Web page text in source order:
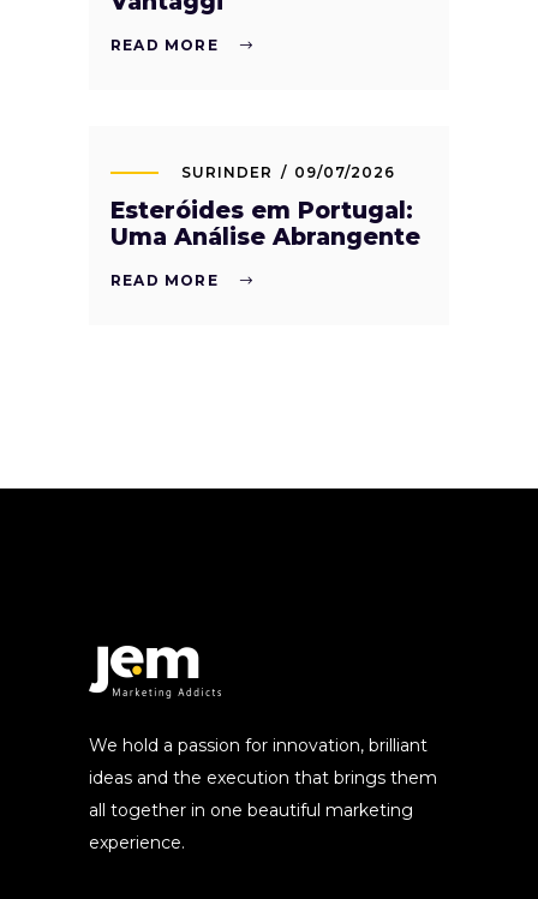
READ MORE
SURINDER 09/07/2026
Esteróides em Portugal:
Uma Análise Abrangente
READ MORE
We hold a passion for innovation, brilliant
ideas and the execution that brings them
all together in one beautiful marketing
experience.